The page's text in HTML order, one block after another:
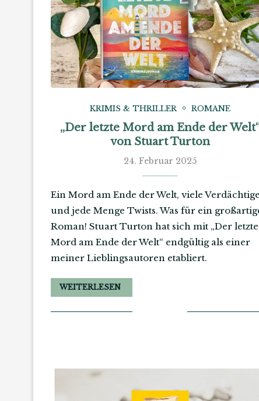
KRIMIS & THRILLER ROMANE
„Der letzte Mord am Ende der
von Stuart Turton
24. Februar 2025
Ein Mord am Ende der Welt, viele Verdächtige
und jede Menge Twists. Was für ein
Roman! Stuart Turton hat sich mit „Der letzte
Mord am Ende der Welt“ endgültig als einer
meiner Lieblingsautoren etabliert.
WEITERLESEN